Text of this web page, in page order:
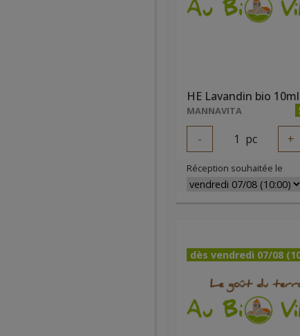
HE Lavandin bio 10ml
MANNAVITA
- 1 pc +
Réception souhaitée le
dès vendredi 07/08